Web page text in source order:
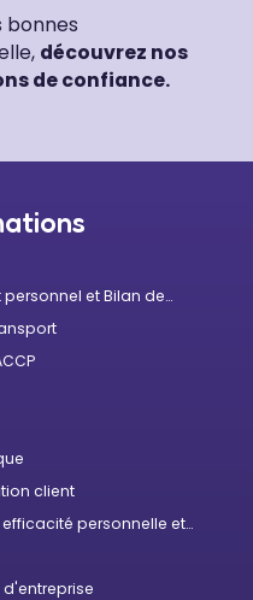
bonnes
découvrez nos
de confiance.
et Bilan de
client
personnelle et